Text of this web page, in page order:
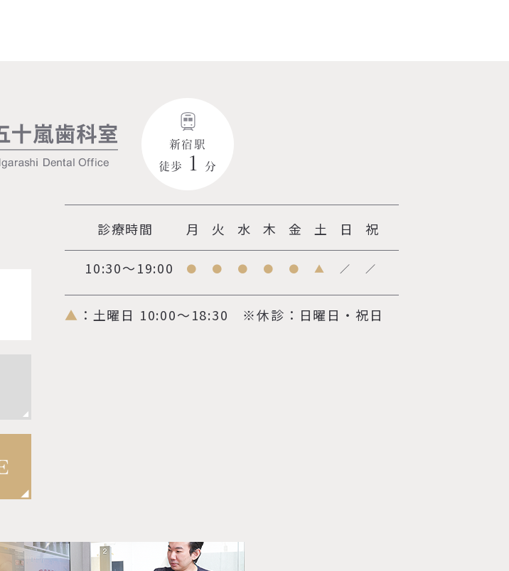
新宿駅
徒歩
１ 分
診療時間 月 火 水 木 金 土 日 祝
10:30～19:00 ● ● ● ● ● ▲ ／ ／
▲ ：土曜日 10:00～18:30 ※休診：日曜日・祝日